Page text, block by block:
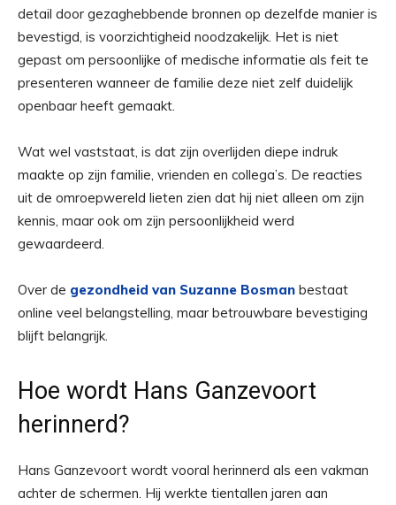
detail door gezaghebbende bronnen op dezelfde manier is
bevestigd, is voorzichtigheid noodzakelijk. Het is niet
gepast om persoonlijke of medische informatie als feit te
presenteren wanneer de familie deze niet zelf duidelijk
openbaar heeft gemaakt.
Wat wel vaststaat, is dat zijn overlijden diepe indruk
maakte op zijn familie, vrienden en collega’s. De reacties
uit de omroepwereld lieten zien dat hij niet alleen om zijn
kennis, maar ook om zijn persoonlijkheid werd
gewaardeerd.
Over de gezondheid van Suzanne Bosman bestaat
online veel belangstelling, maar betrouwbare bevestiging
blijft belangrijk.
Hoe wordt Hans Ganzevoort
herinnerd?
Hans Ganzevoort wordt vooral herinnerd als een vakman
achter de schermen. Hij werkte tientallen jaren aan